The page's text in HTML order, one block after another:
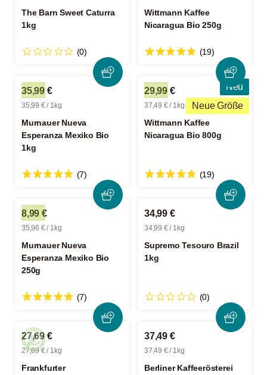
The Barn Sweet Caturra
1kg
(0)
Wittmann Kaffee
Nicaragua Bio 250g
(19)
35,99 €
35,99 € / 1kg
Murnauer Nueva
Esperanza Mexiko Bio
1kg
(7)
Neu
Neue Größe
29,99 €
37,49 € / 1kg
Wittmann Kaffee
Nicaragua Bio 800g
(19)
8,99 €
35,96 € / 1kg
Murnauer Nueva
Esperanza Mexiko Bio
250g
(7)
34,99 €
34,99 € / 1kg
Supremo Tesouro Brazil
1kg
(0)
27,69 €
27,69 € / 1kg
Frankfurter
37,49 €
37,49 € / 1kg
Berliner Kaffeerösterei